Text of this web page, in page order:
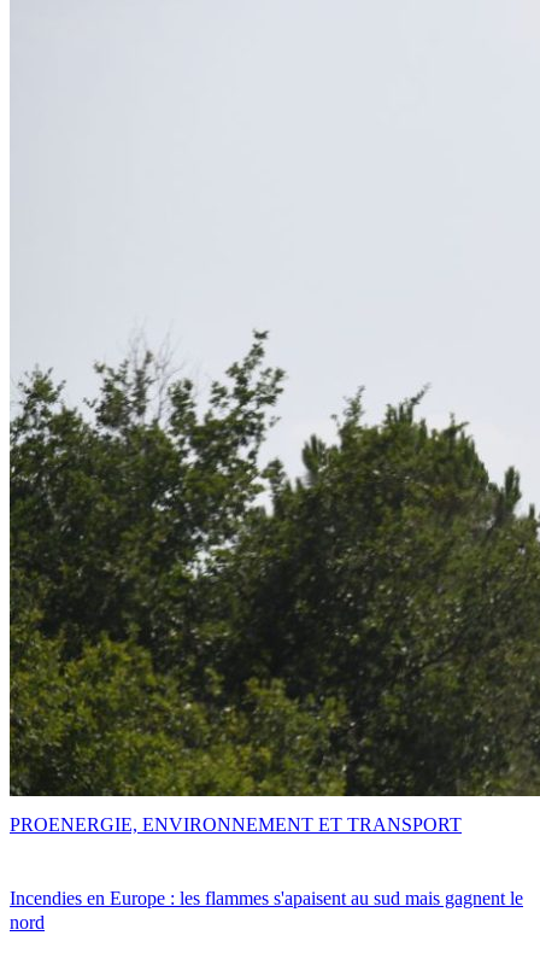
Incendies en Europe : les flammes s'apaisent au sud mais gagnent le
nord
PROENERGIE, ENVIRONNEMENT ET TRANSPORT